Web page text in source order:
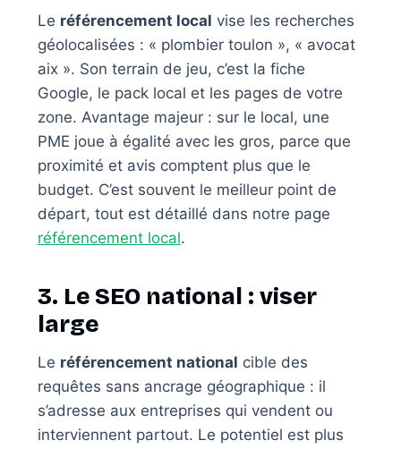
Le référencement local vise les recherches
géolocalisées : « plombier toulon », « avocat
aix ». Son terrain de jeu, c’est la fiche
Google, le pack local et les pages de votre
zone. Avantage majeur : sur le local, une
PME joue à égalité avec les gros, parce que
proximité et avis comptent plus que le
budget. C’est souvent le meilleur point de
départ, tout est détaillé dans notre page
référencement local.
3. Le SEO national : viser
large
Le référencement national cible des
requêtes sans ancrage géographique : il
s’adresse aux entreprises qui vendent ou
interviennent partout. Le potentiel est plus